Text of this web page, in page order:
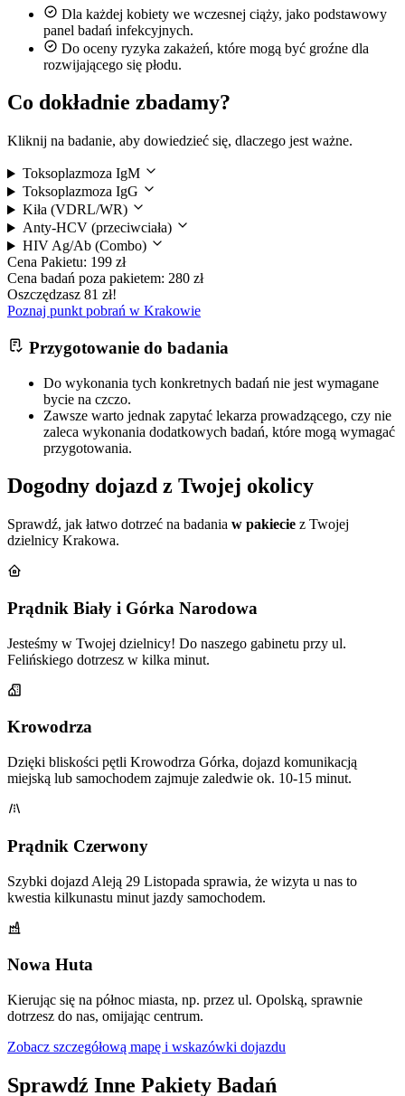
Dla każdej kobiety we wczesnej ciąży, jako podstawowy
panel badań infekcyjnych.
Do oceny ryzyka zakażeń, które mogą być groźne dla
rozwijającego się płodu.
Co dokładnie zbadamy?
Kliknij na badanie, aby dowiedzieć się, dlaczego jest ważne.
Toksoplazmoza IgM
Toksoplazmoza IgG
Kiła (VDRL/WR)
Anty-HCV (przeciwciała)
HIV Ag/Ab (Combo)
Cena Pakietu: 199 zł
Cena badań poza pakietem: 280 zł
Oszczędzasz 81 zł!
Poznaj punkt pobrań w Krakowie
Przygotowanie do badania
Do wykonania tych konkretnych badań nie jest wymagane
bycie na czczo.
Zawsze warto jednak zapytać lekarza prowadzącego, czy nie
zaleca wykonania dodatkowych badań, które mogą wymagać
przygotowania.
Dogodny dojazd z Twojej okolicy
Sprawdź, jak łatwo dotrzeć na badania w pakiecie z Twojej
dzielnicy Krakowa.
Prądnik Biały i Górka Narodowa
Jesteśmy w Twojej dzielnicy! Do naszego gabinetu przy ul.
Felińskiego dotrzesz w kilka minut.
Krowodrza
Dzięki bliskości pętli Krowodrza Górka, dojazd komunikacją
miejską lub samochodem zajmuje zaledwie ok. 10-15 minut.
Prądnik Czerwony
Szybki dojazd Aleją 29 Listopada sprawia, że wizyta u nas to
kwestia kilkunastu minut jazdy samochodem.
Nowa Huta
Kierując się na północ miasta, np. przez ul. Opolską, sprawnie
dotrzesz do nas, omijając centrum.
Zobacz szczegółową mapę i wskazówki dojazdu
Sprawdź Inne Pakiety Badań